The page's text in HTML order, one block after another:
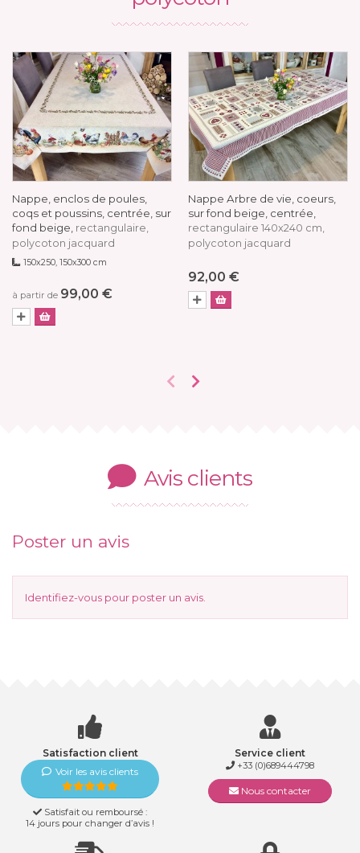
Nappe, enclos de poules,
coqs et poussins, centrée, sur
fond beige, rectangulaire,
polycoton jacquard
150x250, 150x300 cm
à partir de 99,00 €
Nappe Arbre de vie, coeurs,
sur fond beige, centrée,
rectangulaire 140x240 cm,
polycoton jacquard
92,00 €
Avis clients
Poster un avis
Identifiez-vous pour poster un avis.
Satisfaction client
Voir les avis clients
Satisfait ou remboursé :
14 jours pour changer d’avis !
Service client
+33 (0)689444798
Nous contacter